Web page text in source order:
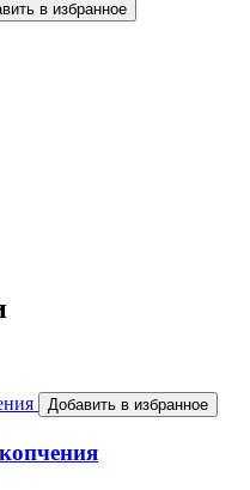
в избранное
Добавить в избранное